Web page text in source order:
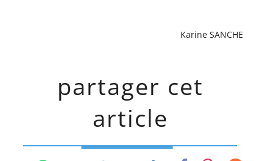
Karine SANCHE
partager cet
article